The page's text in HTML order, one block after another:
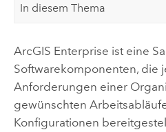
In diesem Thema
ArcGIS Enterprise ist eine
Softwarekomponenten, die
Anforderungen einer
gewünschten
Konfigurationen